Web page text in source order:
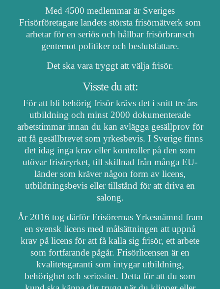
Med 4500 medlemmar är Sveriges
Frisörföretagare landets största frisörnätverk som
arbetar för en seriös och hållbar frisörbransch
gentemot politiker och beslutsfattare.
Det ska vara tryggt att välja frisör.
Visste du att:
För att bli behörig frisör krävs det i snitt tre års
utbildning och minst 2000 dokumenterade
arbetstimmar innan du kan avlägga gesällprov för
att få gesällbrevet som yrkesbevis. I Sverige finns
det idag inga krav eller kontroller på den som
utövar frisöryrket, till skillnad från många EU-
länder som kräver någon form av licens,
utbildningsbevis eller tillstånd för att driva en
salong.
År 2016 tog därför Frisörernas Yrkesnämnd fram
en svensk licens med målsättningen att uppnå
krav på licens för att få kalla sig frisör, ett arbete
som fortfarande pågår. Frisörlicensen är en
kvalitetsgaranti som intygar utbildning,
behörighet och seriositet. Detta för att du som